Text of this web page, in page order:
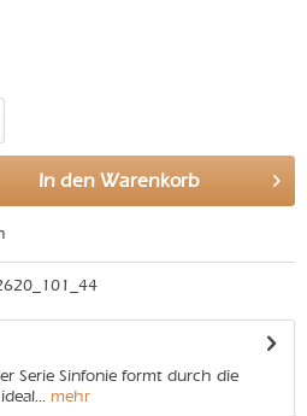
In den Warenkorb
Serie Sinfonie formt durch die
mehr